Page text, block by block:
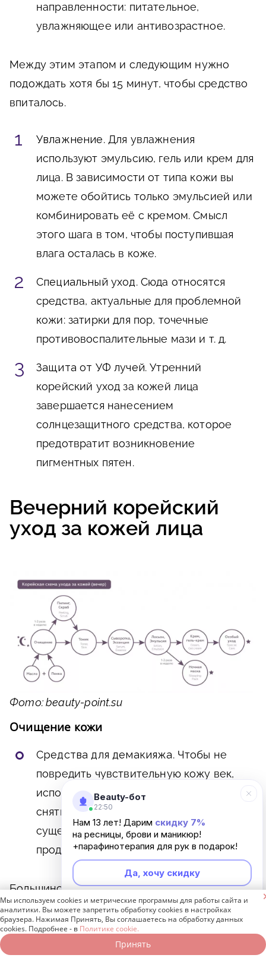
направленности: питательное,
увлажняющее или антивозрастное.
Между этим этапом и следующим нужно
подождать хотя бы 15 минут, чтобы средство
впиталось.
Увлажнение. Для увлажнения
используют эмульсию, гель или крем для
лица. В зависимости от типа кожи вы
можете обойтись только эмульсией или
комбинировать её с кремом. Смысл
этого шага в том, чтобы поступившая
влага осталась в коже.
Специальный уход. Сюда относятся
средства, актуальные для проблемной
кожи: затирки для пор, точечные
противовоспалительные мази и т. д.
Защита от УФ лучей. Утренний
корейский уход за кожей лица
завершается нанесением
солнцезащитного средства, которое
предотвратит возникновение
пигментных пятен.
Вечерний корейский
уход за кожей лица
Фото: beauty-point.su
Очищение кожи
Средства для демакияжа. Чтобы не
повредить чувствительную кожу век,
используйте специальное средство для
снятия макияжа с глаз. Сейчас
существует широкий выбор подобных
продуктов в разных формах.
Большинство средств для снятия макияжа
являются двухфазными. В их составе
присутствует очищающее масло, способное
растворять водостойкую косметику, и
Beauty-бот
22:50
Нам 13 лет! Дарим скидку 7%
на ресницы, брови и маникюр!
+парафинотерапия для рук в подарок!
Да, хочу скидку
Неинтересно
Мы используем cookies и метрические программы для работы сайта и
аналитики. Вы можете запретить обработку cookies в настройках
браузера. Нажимая Принять, Вы соглашаетесь на обработку данных
cookies. Подробнее - в Политике cookie.
Принять